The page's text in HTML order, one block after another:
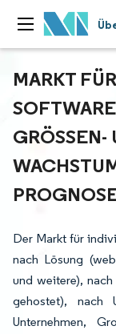
MARKT
GRÖSSEN-
Der Markt für
nach Lösung
und weitere),
gehostet), nach
Unternehmen,